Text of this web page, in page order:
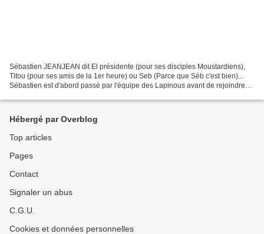
Sébastien JEANJEAN dit El présidente (pour ses disciples Moustardiens),
Titou (pour ses amis de la 1er heure) ou Seb (Parce que Séb c'est bien)...
Sébastien est d'abord passé par l'équipe des Lapinous avant de rejoindre
Hébergé par Overblog
Top articles
Pages
Contact
Signaler un abus
C.G.U.
Cookies et données personnelles